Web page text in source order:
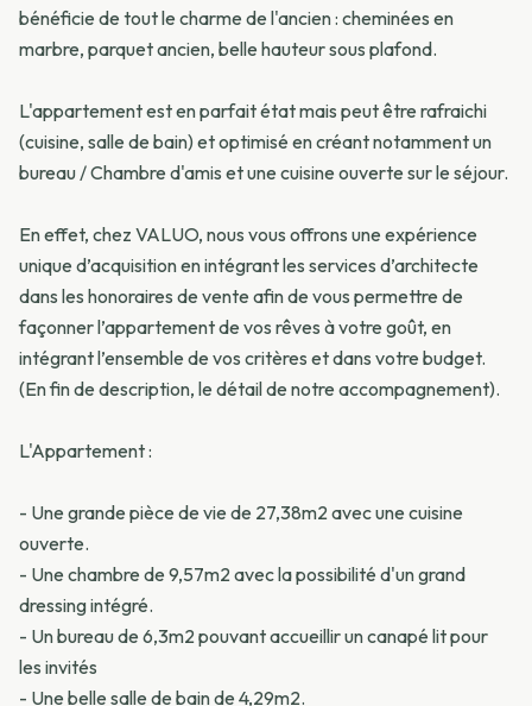
bénéficie de tout le charme de l'ancien : cheminées en
marbre, parquet ancien, belle hauteur sous plafond.
L'appartement est en parfait état mais peut être rafraichi
(cuisine, salle de bain) et optimisé en créant notamment un
bureau / Chambre d'amis et une cuisine ouverte sur le séjour.
En effet, chez VALUO, nous vous offrons une expérience
unique d’acquisition en intégrant les services d’architecte
dans les honoraires de vente afin de vous permettre de
façonner l’appartement de vos rêves à votre goût, en
intégrant l’ensemble de vos critères et dans votre budget.
(En fin de description, le détail de notre accompagnement).
L'Appartement :
- Une grande pièce de vie de 27,38m2 avec une cuisine
ouverte.
- Une chambre de 9,57m2 avec la possibilité d'un grand
dressing intégré.
- Un bureau de 6,3m2 pouvant accueillir un canapé lit pour
les invités
- Une belle salle de bain de 4,29m2.